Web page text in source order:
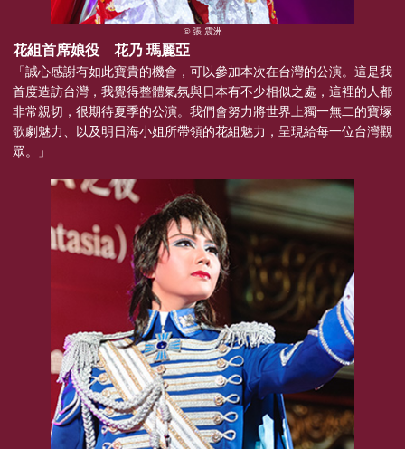
© 張 震洲
花組首席娘役 花乃 瑪麗亞
「誠心感謝有如此寶貴的機會，可以參加本次在台灣的公演。這是我
首度造訪台灣，我覺得整體氣氛與日本有不少相似之處，這裡的人都
非常親切，很期待夏季的公演。我們會努力將世界上獨一無二的寶塚
歌劇魅力、以及明日海小姐所帶領的花組魅力，呈現給每一位台灣觀
眾。」